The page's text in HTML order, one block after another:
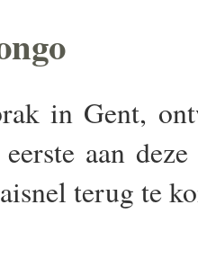
in Gent,
aan
terug te